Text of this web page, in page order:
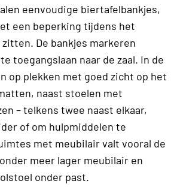
eenvoudige biertafelbankjes,
een beperking tijdens het
De bankjes markeren
toegangslaan naar de zaal. In de
op plekken met goed zicht op het
naast stoelen met
– telkens twee naast elkaar,
of om hulpmiddelen te
met meubilair valt vooral de
meer lager meubilair en
onder past.